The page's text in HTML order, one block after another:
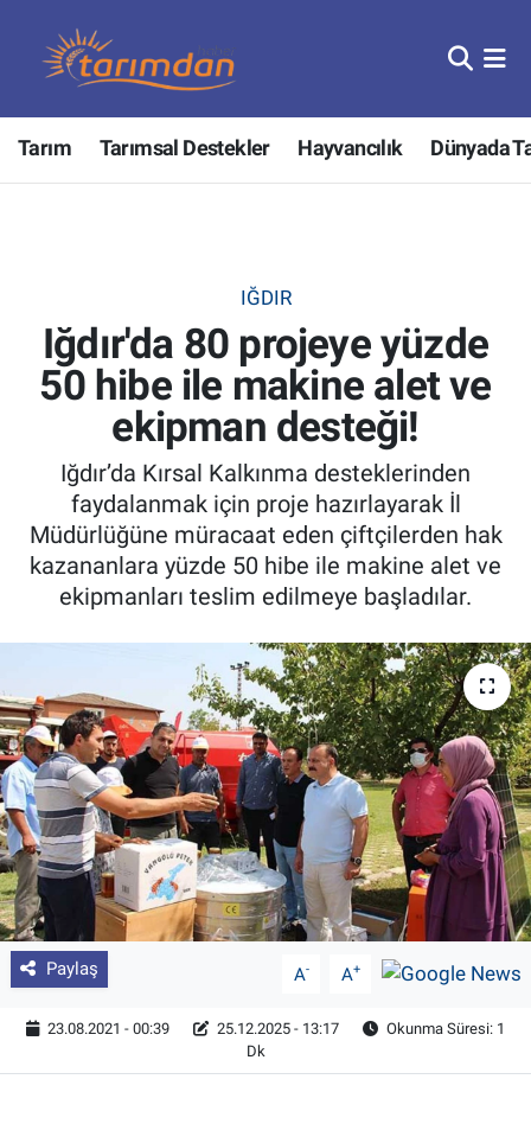
Tarım Tarımsal Destekler Hayvancılık Dünyada
IĞDIR
Iğdır'da 80 projeye yüzde
50 hibe ile makine alet ve
ekipman desteği!
Iğdır’da Kırsal Kalkınma desteklerinden
faydalanmak için proje hazırlayarak İl
Müdürlüğüne müracaat eden çiftçilerden hak
kazananlara yüzde 50 hibe ile makine alet ve
ekipmanları teslim edilmeye başladılar.
Paylaş A- A+
23.08.2021 - 00:39 25.12.2025 - 13:17
Okunma Süresi: 1
Dk
Tarım
Hayvancılık
Tarımsal Destekler
Tarım Bakanlığı
Tarım Kredi Kooperatifleri
Pankobirlik
Tarım Bilgisi
Yetiştirici Soruyor
Dünyada Tarım
Üretici Birlikleri
Şeker ve Şekerli Mamüller
Nöbetçi Eczaneler
Hava Durumu
Tüm Manşetler
Son Dakika Haberleri
Haber Arşivi